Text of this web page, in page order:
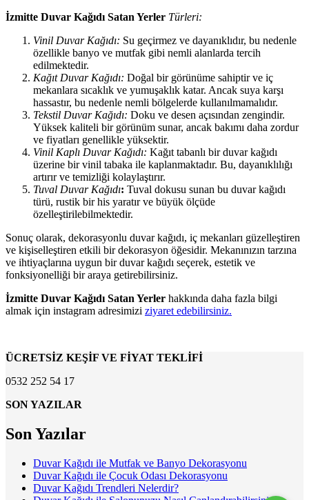
İzmitte Duvar Kağıdı Satan Yerler Türleri:
Vinil Duvar Kağıdı: Su geçirmez ve dayanıklıdır, bu nedenle
özellikle banyo ve mutfak gibi nemli alanlarda tercih
edilmektedir.
Kağıt Duvar Kağıdı: Doğal bir görünüme sahiptir ve iç
mekanlara sıcaklık ve yumuşaklık katar. Ancak suya karşı
hassastır, bu nedenle nemli bölgelerde kullanılmamalıdır.
Tekstil Duvar Kağıdı: Doku ve desen açısından zengindir.
Yüksek kaliteli bir görünüm sunar, ancak bakımı daha zordur
ve fiyatları genellikle yüksektir.
Vinil Kaplı Duvar Kağıdı: Kağıt tabanlı bir duvar kağıdı
üzerine bir vinil tabaka ile kaplanmaktadır. Bu, dayanıklılığı
artırır ve temizliği kolaylaştırır.
Tuval Duvar Kağıdı: Tuval dokusu sunan bu duvar kağıdı
türü, rustik bir his yaratır ve büyük ölçüde
özelleştirilebilmektedir.
Sonuç olarak, dekorasyonlu duvar kağıdı, iç mekanları güzelleştiren
ve kişiselleştiren etkili bir dekorasyon öğesidir. Mekanınızın tarzına
ve ihtiyaçlarına uygun bir duvar kağıdı seçerek, estetik ve
fonksiyonelliği bir araya getirebilirsiniz.
İzmitte Duvar Kağıdı Satan Yerler hakkında daha fazla bilgi
almak için instagram adresimizi ziyaret edebilirsiniz.
ÜCRETSİZ KEŞİF VE FİYAT TEKLİFİ
0532 252 54 17
SON YAZILAR
Son Yazılar
Duvar Kağıdı ile Mutfak ve Banyo Dekorasyonu
Duvar Kağıdı ile Çocuk Odası Dekorasyonu
Duvar Kağıdı Trendleri Nelerdir?